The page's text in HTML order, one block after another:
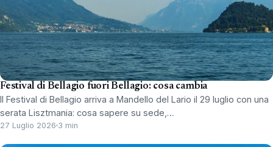
Festival di Bellagio fuori Bellagio: cosa cambia
Il Festival di Bellagio arriva a Mandello del Lario il 29 luglio con una
serata Lisztmania: cosa sapere su sede,…
27 Luglio 2026 3 min